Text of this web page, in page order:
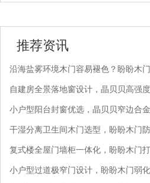
推荐资讯
沿海盐雾环境木门容易褪色？盼盼木
自建房全景落地窗设计，晶贝贝高强
小户型阳台封窗优选，晶贝贝窄边合
干湿分离卫生间木门选型，盼盼木门
复式楼全屋门墙柜一体化，盼盼木门
小户型过道极窄门设计，盼盼木门弱